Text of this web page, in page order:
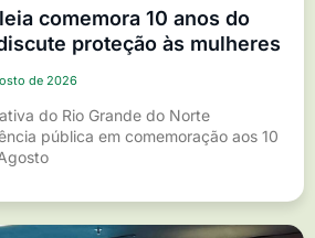
comemora 10 anos do
proteção às mulheres
de 2026
do Rio Grande do Norte
pública em comemoração aos 10